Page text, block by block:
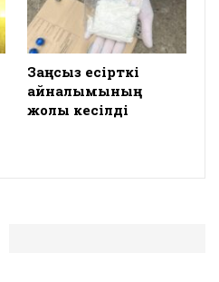
Заңсыз есірткі
айналымының
жолы кесілді